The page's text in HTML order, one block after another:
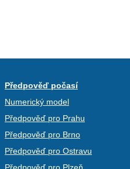
Předpověď počasí
Numerický model
Předpověď pro Prahu
Předpověď pro Brno
Předpověď pro Ostravu